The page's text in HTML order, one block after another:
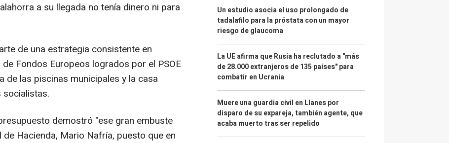
a su llegada no tenía dinero ni para
de una estrategia consistente en
Fondos Europeos logrados por el PSOE
de las piscinas municipales y la casa
demostró "ese gran embuste
Hacienda, Mario Nafría, puesto que en
Un estudio asocia el uso prolongado de
tadalafilo para la próstata con un mayor
riesgo de glaucoma
La UE afirma que Rusia ha reclutado a "más
de 28.000 extranjeros de 135 países" para
combatir en Ucrania
Muere una guardia civil en Llanes por
disparo de su expareja, también agente, que
acaba muerto tras ser repelido